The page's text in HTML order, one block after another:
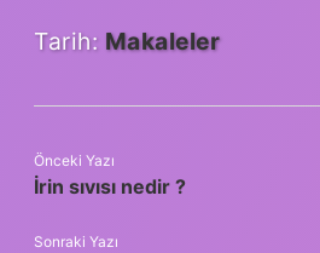
Tarih: Makaleler
Önceki Yazı
İrin sıvısı nedir ?
Sonraki Yazı